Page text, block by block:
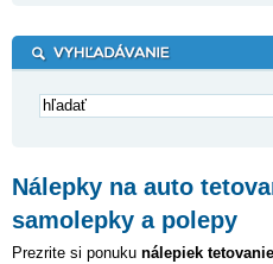
Nálepky na auto
samolepky a polepy
Prezrite si ponuku nálepiek tetovanie